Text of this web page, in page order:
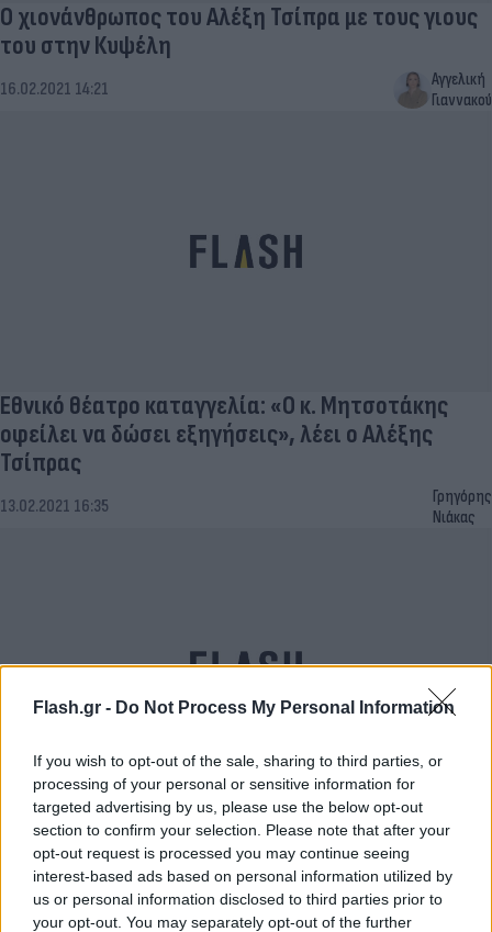
Flash.gr - Do Not Process My Personal Information
If you wish to opt-out of the sale, sharing to third parties, or
processing of your personal or sensitive information for
targeted advertising by us, please use the below opt-out
section to confirm your selection. Please note that after your
opt-out request is processed you may continue seeing
interest-based ads based on personal information utilized by
us or personal information disclosed to third parties prior to
your opt-out. You may separately opt-out of the further
Ο χιονάνθρωπος του Αλέξη Τσίπρα με τους γιους
του στην Κυψέλη
16.02.2021 14:21
Αγγελική
Γιαννακού
Εθνικό θέατρο καταγγελία: «Ο κ. Μητσοτάκης
οφείλει να δώσει εξηγήσεις», λέει ο Αλέξης
Τσίπρας
13.02.2021 16:35
Γρηγόρης
Νιάκας
Βουλή Live: Ομιλία του Αλέξη Τσίπρα για το
νομοσχέδιο για την Παιδεία
11.02.2021 12:49
Έλλη
Κομνηνού